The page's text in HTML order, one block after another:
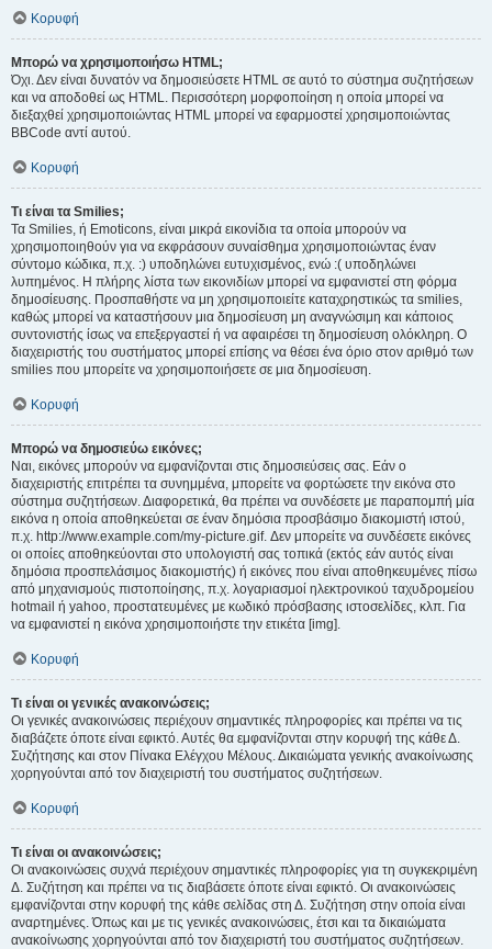
Κορυφή
Μπορώ να χρησιμοποιήσω HTML;
Όχι. Δεν είναι δυνατόν να δημοσιεύσετε HTML σε αυτό το σύστημα συζητήσεων
και να αποδοθεί ως HTML. Περισσότερη μορφοποίηση η οποία μπορεί να
διεξαχθεί χρησιμοποιώντας HTML μπορεί να εφαρμοστεί χρησιμοποιώντας
BBCode αντί αυτού.
Κορυφή
Τι είναι τα Smilies;
Τα Smilies, ή Emoticons, είναι μικρά εικονίδια τα οποία μπορούν να
χρησιμοποιηθούν για να εκφράσουν συναίσθημα χρησιμοποιώντας έναν
σύντομο κώδικα, π.χ. :) υποδηλώνει ευτυχισμένος, ενώ :( υποδηλώνει
λυπημένος. Η πλήρης λίστα των εικονιδίων μπορεί να εμφανιστεί στη φόρμα
δημοσίευσης. Προσπαθήστε να μη χρησιμοποιείτε καταχρηστικώς τα smilies,
καθώς μπορεί να καταστήσουν μια δημοσίευση μη αναγνώσιμη και κάποιος
συντονιστής ίσως να επεξεργαστεί ή να αφαιρέσει τη δημοσίευση ολόκληρη. Ο
διαχειριστής του συστήματος μπορεί επίσης να θέσει ένα όριο στον αριθμό των
smilies που μπορείτε να χρησιμοποιήσετε σε μια δημοσίευση.
Κορυφή
Μπορώ να δημοσιεύω εικόνες;
Ναι, εικόνες μπορούν να εμφανίζονται στις δημοσιεύσεις σας. Εάν ο
διαχειριστής επιτρέπει τα συνημμένα, μπορείτε να φορτώσετε την εικόνα στο
σύστημα συζητήσεων. Διαφορετικά, θα πρέπει να συνδέσετε με παραπομπή μία
εικόνα η οποία αποθηκεύεται σε έναν δημόσια προσβάσιμο διακομιστή ιστού,
π.χ. http://www.example.com/my-picture.gif. Δεν μπορείτε να συνδέσετε εικόνες
οι οποίες αποθηκεύονται στο υπολογιστή σας τοπικά (εκτός εάν αυτός είναι
δημόσια προσπελάσιμος διακομιστής) ή εικόνες που είναι αποθηκευμένες πίσω
από μηχανισμούς πιστοποίησης, π.χ. λογαριασμοί ηλεκτρονικού ταχυδρομείου
hotmail ή yahoo, προστατευμένες με κωδικό πρόσβασης ιστοσελίδες, κλπ. Για
να εμφανιστεί η εικόνα χρησιμοποιήστε την ετικέτα [img].
Κορυφή
Τι είναι οι γενικές ανακοινώσεις;
Οι γενικές ανακοινώσεις περιέχουν σημαντικές πληροφορίες και πρέπει να τις
διαβάζετε όποτε είναι εφικτό. Αυτές θα εμφανίζονται στην κορυφή της κάθε Δ.
Συζήτησης και στον Πίνακα Ελέγχου Μέλους. Δικαιώματα γενικής ανακοίνωσης
χορηγούνται από τον διαχειριστή του συστήματος συζητήσεων.
Κορυφή
Τι είναι οι ανακοινώσεις;
Οι ανακοινώσεις συχνά περιέχουν σημαντικές πληροφορίες για τη συγκεκριμένη
Δ. Συζήτηση και πρέπει να τις διαβάσετε όποτε είναι εφικτό. Οι ανακοινώσεις
εμφανίζονται στην κορυφή της κάθε σελίδας στη Δ. Συζήτηση στην οποία είναι
αναρτημένες. Όπως και με τις γενικές ανακοινώσεις, έτσι και τα δικαιώματα
ανακοίνωσης χορηγούνται από τον διαχειριστή του συστήματος συζητήσεων.